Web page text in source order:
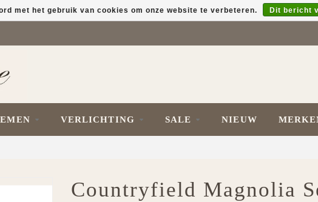
VERLICHTING SALE NIEUW
Countryfield Magnolia
met het gebruik van cookies om onze website te verbeteren. Dit bericht